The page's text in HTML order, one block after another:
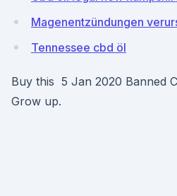
Magenentzündungen
Tennessee cbd öl
Buy this 5 Jan 2020 Banned
Grow up.